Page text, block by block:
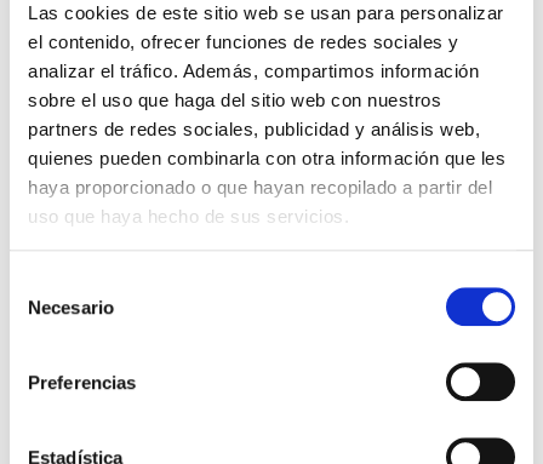
Las cookies de este sitio web se usan para personalizar
el contenido, ofrecer funciones de redes sociales y
analizar el tráfico. Además, compartimos información
sobre el uso que haga del sitio web con nuestros
partners de redes sociales, publicidad y análisis web,
quienes pueden combinarla con otra información que les
haya proporcionado o que hayan recopilado a partir del
uso que haya hecho de sus servicios.
Necesario
Preferencias
Estadística
Los costos asociados al desarrollo de una
aplicación personalizada podría ser superiores a
los de software ya hecho, pero también pueden
inferiores. Si examina el rendimiento de su
inversión a largo plazo, el valor de una solución
personalizada se vuelve atractivo. Piense en los
costos de licencias, formación de usuarios, y la
futuros costes de integración de esas carencias.
Una aplicación personalizada se adapta a su
funciones que necesita de la forma en que usted